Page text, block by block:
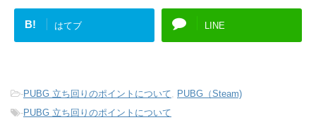
B! はてブ LINE
-PUBG 立ち回りのポイントについて, PUBG（Steam)
-PUBG 立ち回りのポイントについて